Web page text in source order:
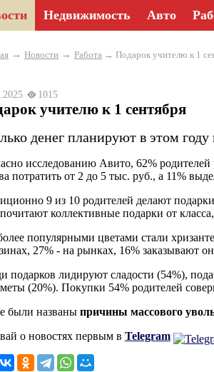
Недвижимость Авто
→ Новости → Работа → Подарок учителю к 1
1015
учителю к 1 сентября
денег планируют в этом году
исследованию Авито, 62%
потратить от 2 до 5 тыс. руб., а 11%
9 из 10 родителей делают
коллективные подарки от
популярными цветами стали
27% - на рынках, 16% заказывают
подарков лидируют сладости (54%),
(20%). Покупки 54% родителей
были названы причины массового
о новостях первым в Telegram